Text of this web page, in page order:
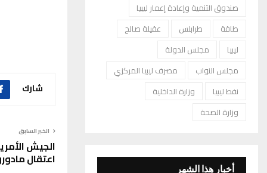
شارك
الخبر السابق
الجيش
اعتقال
صندوق التنمية وإعادة إعمار ليبيا
طاقة
طرابلس
عقيلة صالح
ليبيا
مجلس الدولة
مجلس النواب
مصرف ليبيا المركزي
نفط ليبيا
وزارة الداخلية
وزارة الصحة
أخبار هذا الشهر